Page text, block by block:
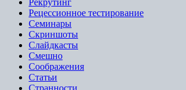
Рекрутинг
Рецессионное тестирование
Семинары
Скриншоты
Слайдкасты
Смешно
Соображения
Статьи